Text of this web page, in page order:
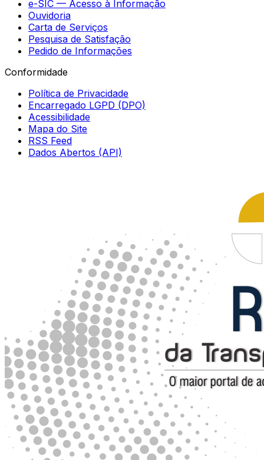
e-SIC — Acesso à Informação
Ouvidoria
Carta de Serviços
Pesquisa de Satisfação
Pedido de Informações
Conformidade
Política de Privacidade
Encarregado LGPD (DPO)
Acessibilidade
Mapa do Site
RSS Feed
Dados Abertos (API)